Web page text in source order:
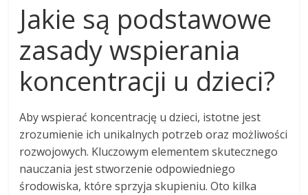
Jakie są podstawowe
zasady wspierania
koncentracji u dzieci?
Aby wspierać koncentrację u dzieci, istotne jest
zrozumienie ich unikalnych potrzeb oraz możliwości
rozwojowych. Kluczowym elementem skutecznego
nauczania jest stworzenie odpowiedniego
środowiska, które sprzyja skupieniu. Oto kilka